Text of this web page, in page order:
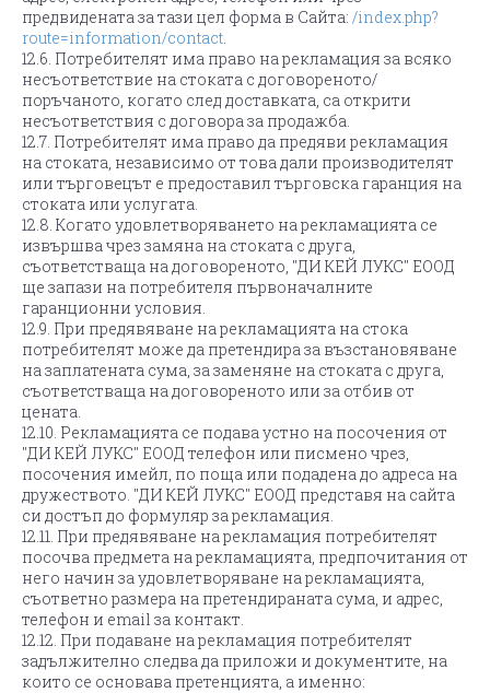
предвидената за тази цел форма в Сайта: /index.php?
route=information/contact.
12.6. Потребителят има право на рекламация за всяко
несъответствие на стоката с договореното/
поръчаното, когато след доставката, са открити
несъответствия с договора за продажба.
12.7. Потребителят има право да предяви рекламация
на стоката, независимо от това дали производителят
или търговецът е предоставил търговска гаранция на
стоката или услугата.
12.8. Когато удовлетворяването на рекламацията се
извършва чрез замяна на стоката с друга,
съответстваща на договореното, "ДИ КЕЙ ЛУКС" ЕООД
ще запази на потребителя първоначалните
гаранционни условия.
12.9. При предявяване на рекламацията на стока
потребителят може да претендира за възстановяване
на заплатената сума, за заменяне на стоката с друга,
съответстваща на договореното или за отбив от
цената.
12.10. Рекламацията се подава устно на посочения от
"ДИ КЕЙ ЛУКС" ЕООД телефон или писмено чрез,
посочения имейл, по поща или подадена до адреса на
дружеството. "ДИ КЕЙ ЛУКС" ЕООД представя на сайта
си достъп до формуляр за рекламация.
12.11. При предявяване на рекламация потребителят
посочва предмета на рекламацията, предпочитания от
него начин за удовлетворяване на рекламацията,
съответно размера на претендираната сума, и адрес,
телефон и email за контакт.
12.12. При подаване на рекламация потребителят
задължително следва да приложи и документите, на
които се основава претенцията, а именно: